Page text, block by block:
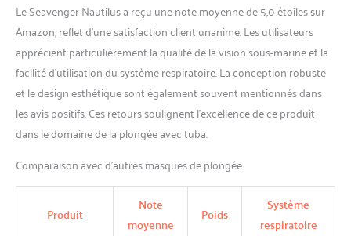
Le Seavenger Nautilus a reçu une note moyenne de 5,0 étoiles sur
Amazon, reflet d’une satisfaction client unanime. Les utilisateurs
apprécient particulièrement la qualité de la vision sous-marine et la
facilité d’utilisation du système respiratoire. La conception robuste
et le design esthétique sont également souvent mentionnés dans
les avis positifs. Ces retours soulignent l’excellence de ce produit
dans le domaine de la plongée avec tuba.
Comparaison avec d’autres masques de plongée
Produit
Note
moyenne
Poids
Système
respiratoire